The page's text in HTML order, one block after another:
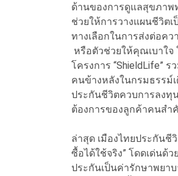
ด้านของการดูแลสุขภาพ
ช่วยให้การวางแผนชีวิต
ทางเลือกในการส่งต่อคว
หรือตัวช่วยให้คุณเบาใ
โครงการ “ShieldLife”
คนข้างหลังในกรมธรรม์
ประกันชีวิตควบการลงทุ
ต้องการของลูกค้าคนสำ
ล่าสุด เมืองไทยประกันชี
ซื้อได้ใช้จริง” โดดเด่นด้
ประกันเป็นค่ารักษาพยา